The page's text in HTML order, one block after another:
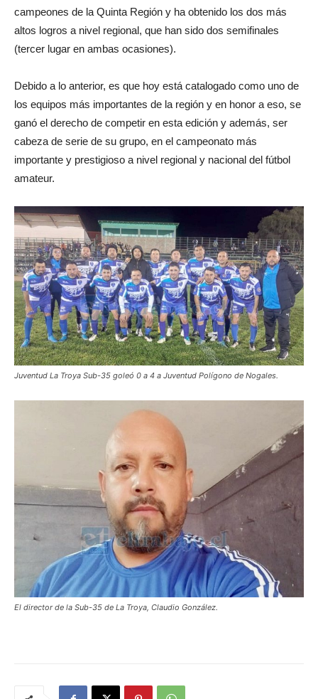
campeones de la Quinta Región y ha obtenido los dos más
altos logros a nivel regional, que han sido dos semifinales
(tercer lugar en ambas ocasiones).
Debido a lo anterior, es que hoy está catalogado como uno de
los equipos más importantes de la región y en honor a eso, se
ganó el derecho de competir en esta edición y además, ser
cabeza de serie de su grupo, en el campeonato más
importante y prestigioso a nivel regional y nacional del fútbol
amateur.
Juventud La Troya Sub-35 goleó 0 a 4 a Juventud Polígono de Nogales.
El director de la Sub-35 de La Troya, Claudio González.